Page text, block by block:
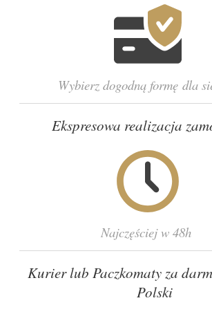
Wybierz dogodną formę dla
Ekspresowa realizacja
Najczęściej w 48h
Kurier lub Paczkomaty za
Polski